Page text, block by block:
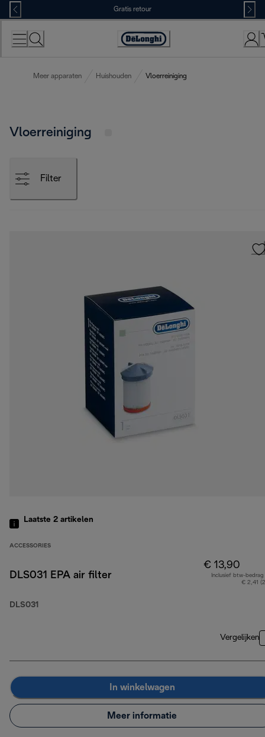
Skip
to
Content
Gratis retour
Accessibility
Meer apparaten Huishouden Vloerreiniging
Vloerreiniging
Filter
Laatste 2 artikelen
ACCESSORIES
DLS031 EPA air filter
DLS031
€ 13,90
Inclusief btw-bedrag
€ 2,41
Vergelijken
In winkelwagen
Meer informatie